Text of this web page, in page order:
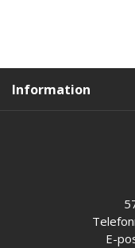
Information
E-